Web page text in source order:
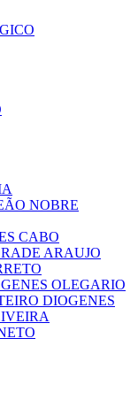
NOBRE
CABO
ARAUJO
OLEGARIO
DIOGENES